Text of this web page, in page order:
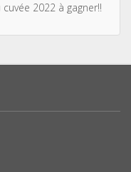
2022 à gagner!!